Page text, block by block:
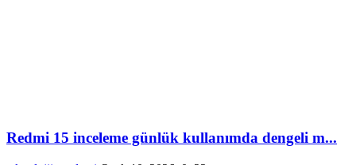
Redmi 15 inceleme günlük kullanımda dengeli m...